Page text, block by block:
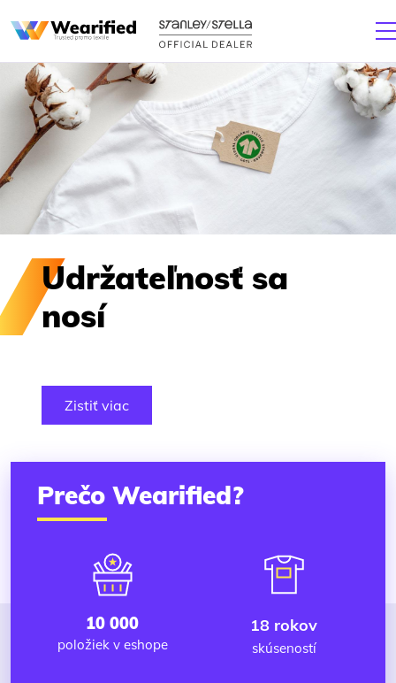
Udržateľnosť sa
nosí
Zistiť viac
Prečo Wearified?
10 000
položiek v eshope
18 rokov
skúseností